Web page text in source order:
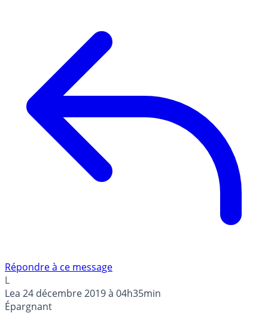
Répondre à ce message
L
Lea 24 décembre 2019 à 04h35min
Épargnant